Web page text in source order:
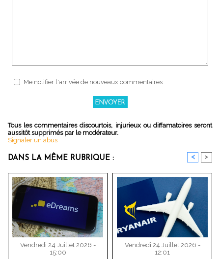
Me notifier l'arrivée de nouveaux commentaires
Tous les commentaires discourtois, injurieux ou diffamatoires seront
aussitôt supprimés par le modérateur.
Signaler un abus
DANS LA MÊME RUBRIQUE : < >
Vendredi 24 Juillet 2026 -
15:00
Vendredi 24 Juillet 2026 -
12:01